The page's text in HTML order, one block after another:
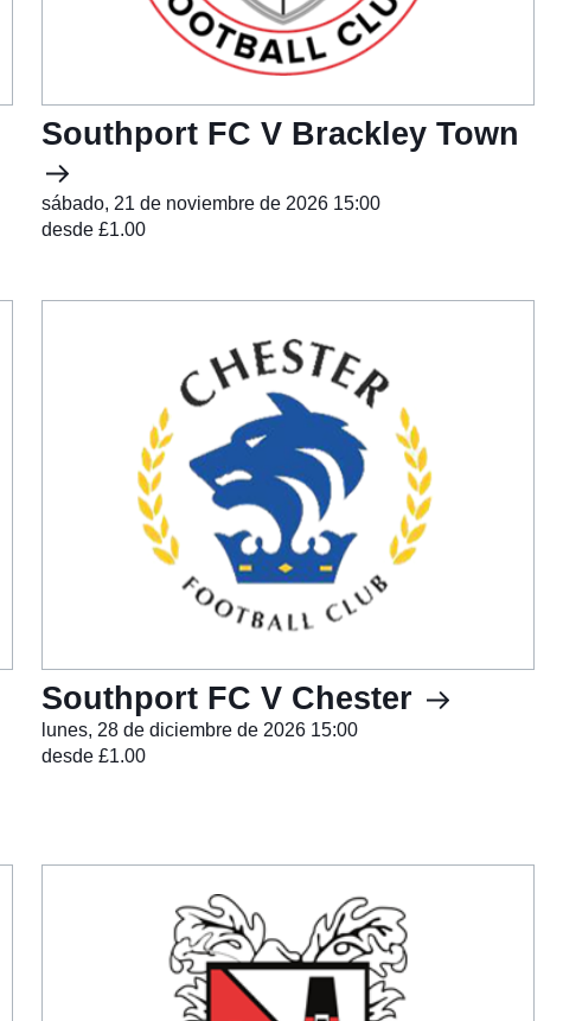
Southport FC V Brackley Town
sábado, 21 de noviembre de 2026 15:00
desde £1.00
Southport FC V Chester
lunes, 28 de diciembre de 2026 15:00
desde £1.00